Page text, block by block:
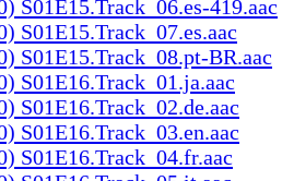
S01E15.Track_06.es-419.aac
S01E15.Track_07.es.aac
S01E15.Track_08.pt-BR.aac
S01E16.Track_01.ja.aac
S01E16.Track_02.de.aac
S01E16.Track_03.en.aac
S01E16.Track_04.fr.aac